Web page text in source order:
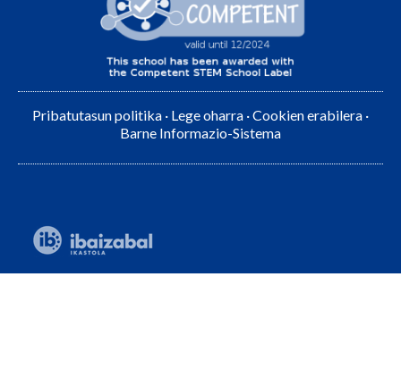
Pribatutasun politika · Lege oharra ·Cookien erabilera ·
Barne Informazio-Sistema